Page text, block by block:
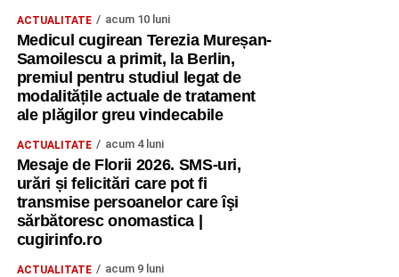
ACTUALITATE acum 10 luni
Medicul cugirean Terezia Mureșan-
Samoilescu a primit, la Berlin,
premiul pentru studiul legat de
modalitățile actuale de tratament
ale plăgilor greu vindecabile
ACTUALITATE acum 4 luni
Mesaje de Florii 2026. SMS-uri,
urări și felicitări care pot fi
transmise persoanelor care îşi
sărbătoresc onomastica |
cugirinfo.ro
ACTUALITATE acum 9 luni